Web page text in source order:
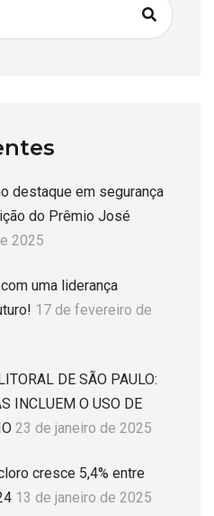
destaque em segurança
do Prêmio José
2025
uma liderança
17 de fevereiro de
DE SÃO PAULO:
INCLUEM O USO DE
23 de janeiro de 2025
cresce 5,4% entre
13 de janeiro de 2025